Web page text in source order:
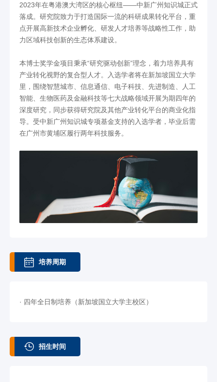
2023年在粤港澳大湾区的核心枢纽——中新广州知识城正式
落成。研究院致力于打造国际一流的科研成果转化平台，重
点开展高新技术企业孵化、研发人才培养等战略性工作，助
力区域科技创新的生态体系建设。
本博士奖学金项目秉承“研究驱动创新”理念，着力培养具有
产业转化视野的复合型人才。入选学者将在新加坡国立大学
里，围绕智慧城市、信息通信、电子科技、先进制造、人工
智能、生物医药及金融科技等七大战略领域开展为期四年的
深度研究，同步获得研究院及其他产业转化平台的商业化指
导。受中新广州知识城专项基金支持的入选学者，毕业后需
在广州市黄埔区履行两年科技服务。
培养周期
· 四年全日制培养（新加坡国立大学主校区）
招生时间